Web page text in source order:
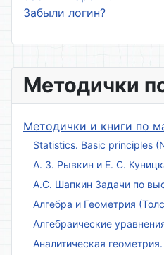
Методички
Методички и книги по
Statistics. Basic principles
А. З. Рывкин и Е. С.
А.С. Шапкин Задачи по
Алгебра и Геометрия
Алгебраические
Аналитическая
Забыли логин?